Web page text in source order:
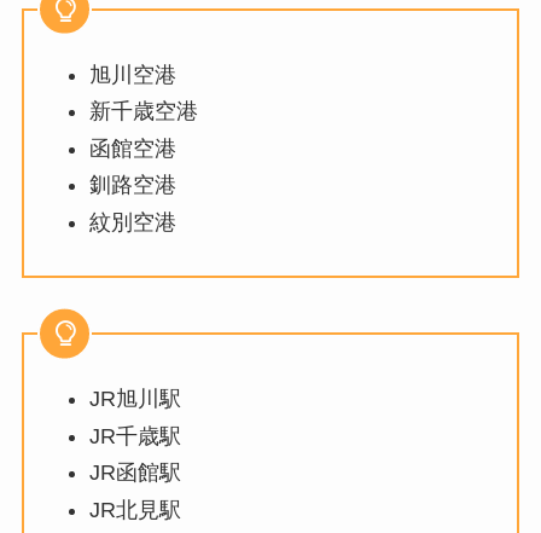
旭川空港
新千歳空港
函館空港
釧路空港
紋別空港
JR旭川駅
JR千歳駅
JR函館駅
JR北見駅